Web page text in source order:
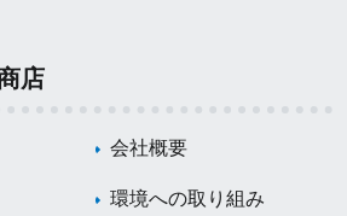
店
会社概要
環境への取り組み